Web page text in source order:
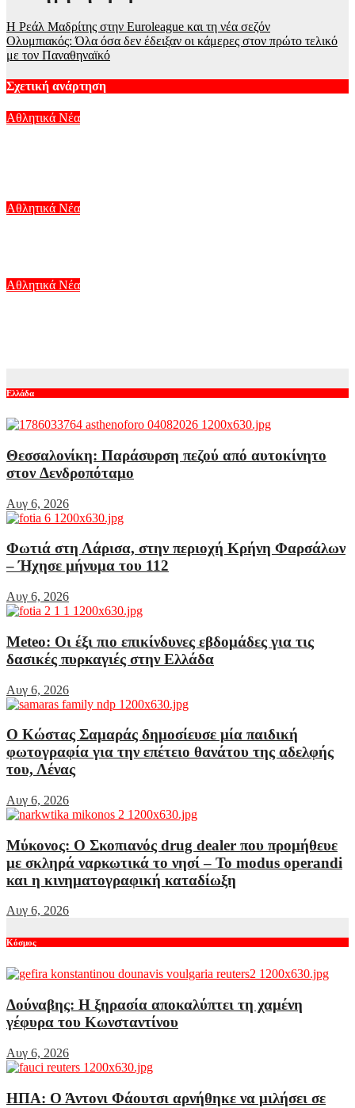
Η Ρεάλ Μαδρίτης στην Euroleague και τη νέα σεζόν
Ολυμπιακός: Όλα όσα δεν έδειξαν οι κάμερες στον πρώτο τελικό
με τον Παναθηναϊκό
Σχετική ανάρτηση
Αθλητικά Νέα
Αθλητικά Νέα
Αθλητικά Νέα
Ελλάδα
Θεσσαλονίκη: Παράσυρση πεζού από αυτοκίνητο
στον Δενδροπόταμο
Αυγ 6, 2026
Φωτιά στη Λάρισα, στην περιοχή Κρήνη Φαρσάλων
– Ήχησε μήνυμα του 112
Αυγ 6, 2026
Meteo: Οι έξι πιο επικίνδυνες εβδομάδες για τις
δασικές πυρκαγιές στην Ελλάδα
Αυγ 6, 2026
Ο Κώστας Σαμαράς δημοσίευσε μία παιδική
φωτογραφία για την επέτειο θανάτου της αδελφής
του, Λένας
Αυγ 6, 2026
Μύκονος: Ο Σκοπιανός drug dealer που προμήθευε
με σκληρά ναρκωτικά το νησί – Το modus operandi
και η κινηματογραφική καταδίωξη
Αυγ 6, 2026
Κόσμος
Δούναβης: Η ξηρασία αποκαλύπτει τη χαμένη
γέφυρα του Κωνσταντίνου
Αυγ 6, 2026
ΗΠΑ: Ο Άντονι Φάουτσι αρνήθηκε να μιλήσει σε